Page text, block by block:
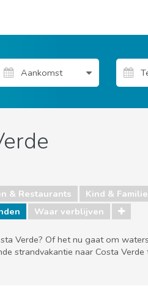
& Restaurants Kind & Familie
Waar verblijven
Verde? Of het nu gaat om
strandvakantie naar Costa Verde